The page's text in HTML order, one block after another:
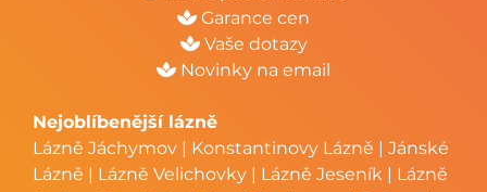
Garance cen
Vaše dotazy
Novinky na email
Nejoblíbenější lázně
Lázně Jáchymov | Konstantinovy Lázně | Jánské
Lázně | Lázně Velichovky | Lázně Jeseník | Lázně